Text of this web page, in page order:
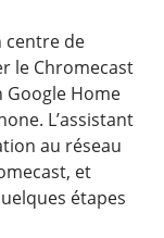
centre de
le Chromecast
Google Home
L’assistant
au réseau
et
étapes